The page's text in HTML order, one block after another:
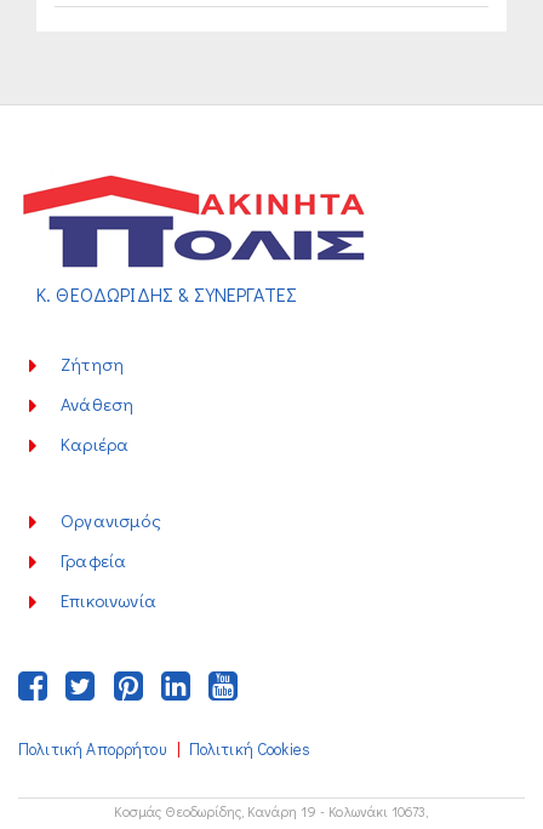
Κ. ΘΕΟΔΩΡΙΔΗΣ & ΣΥΝΕΡΓΑΤΕΣ
Ζήτηση
Ανάθεση
Καριέρα
Οργανισμός
Γραφεία
Επικοινωνία
Πολιτική Απορρήτου | Πολιτική Cookies
Κοσμάς Θεοδωρίδης, Κανάρη 19 - Κολωνάκι 10673,